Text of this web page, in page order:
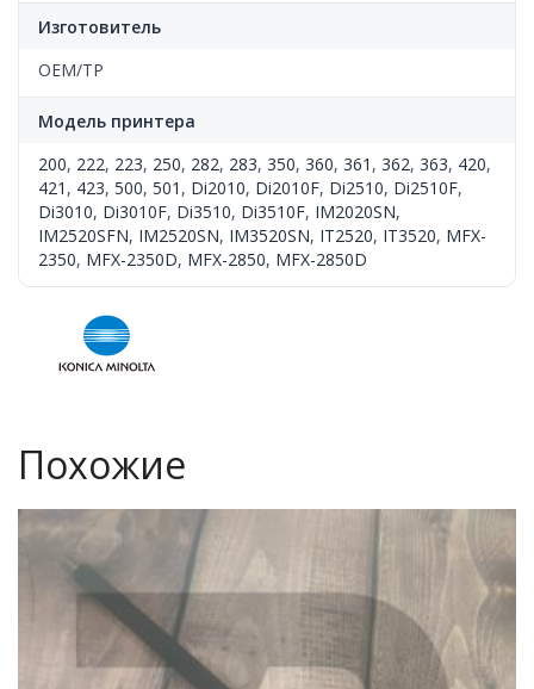
OEM
Изготовитель
OEM/TP
Модель принтера
200, 222, 223, 250, 282, 283, 350, 360, 361 , 362, 363, 420,
421 , 423, 500, 501 , Di2010, Di2010F, Di2510, Di2510F,
Di3010, Di3010F, Di3510, Di3510F, IM2020SN,
IM2520SFN, IM2520SN, IM3520SN, IT2520, IT3520, MFX-
2350, MFX-2350D, MFX-2850, MFX-2850D
Похожие